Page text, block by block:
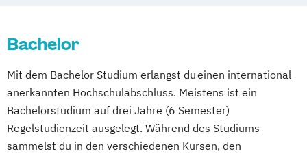
Bachelor
Mit dem Bachelor Studium erlangst du einen international
anerkannten Hochschulabschluss. Meistens ist ein
Bachelorstudium auf drei Jahre (6 Semester)
Regelstudienzeit ausgelegt. Während des Studiums
sammelst du in den verschiedenen Kursen, den